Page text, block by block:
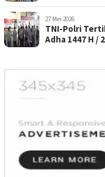
27 Mei 2026
TNI-Polri
Adha 1447 H /